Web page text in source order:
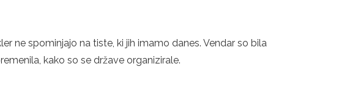
ne spominjajo na tiste, ki jih imamo danes. Vendar so bila
kako so se države organizirale.